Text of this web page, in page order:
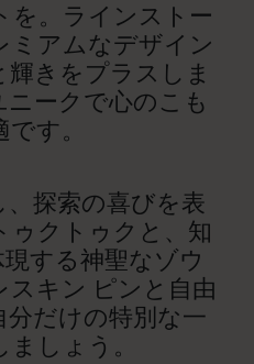
を。ラインストー
ミアムなデザイン
きをプラスしま
ークで心のこも
す。
探索の喜びを表
クトゥクと、知
する神聖なゾウ
キン ピンと自由
だけの特別な一
しょう。